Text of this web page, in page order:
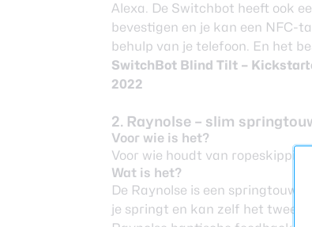
Alexa. De Switchbot heeft ook
bevestigen en je kan een NFC-
behulp van je telefoon. En het
SwitchBot Blind Tilt –
2022
2. Raynolse – slim
Voor wie is het?
Voor wie houdt van ropeskipping
Wat is het?
De Raynolse is een springtouw
je springt en kan zelf het